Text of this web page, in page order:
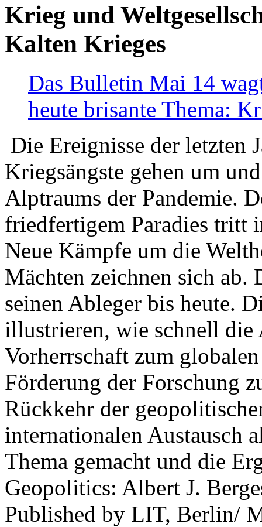
Krieg und
Kalten Krieges
Das Bulletin Mai 14
heute brisante Thema:
Die Ereignisse der letzten
Kriegsängste gehen um
Alptraums der Pandemie.
friedfertigem Paradies tritt
Neue Kämpfe um die
Mächten zeichnen sich
seinen Ableger bis heute.
illustrieren, wie schnell die
Vorherrschaft zum
Förderung der Forschung
Rückkehr der
internationalen Austausch
Thema gemacht und die
Geopolitics: Albert J.
Published by LIT, Berlin/